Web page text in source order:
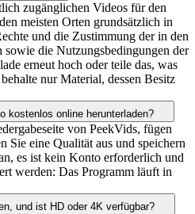
zugänglichen Videos für den
meisten Orten grundsätzlich in
und die Zustimmung der in den
sowie die Nutzungsbedingungen der
erneut hoch oder teile das, was
nur Material, dessen Besitz
kostenlos online herunterladen?
von PeekVids, fügen
eine Qualität aus und speichern
es ist kein Konto erforderlich und
werden: Das Programm läuft in
und ist HD oder 4K verfügbar?